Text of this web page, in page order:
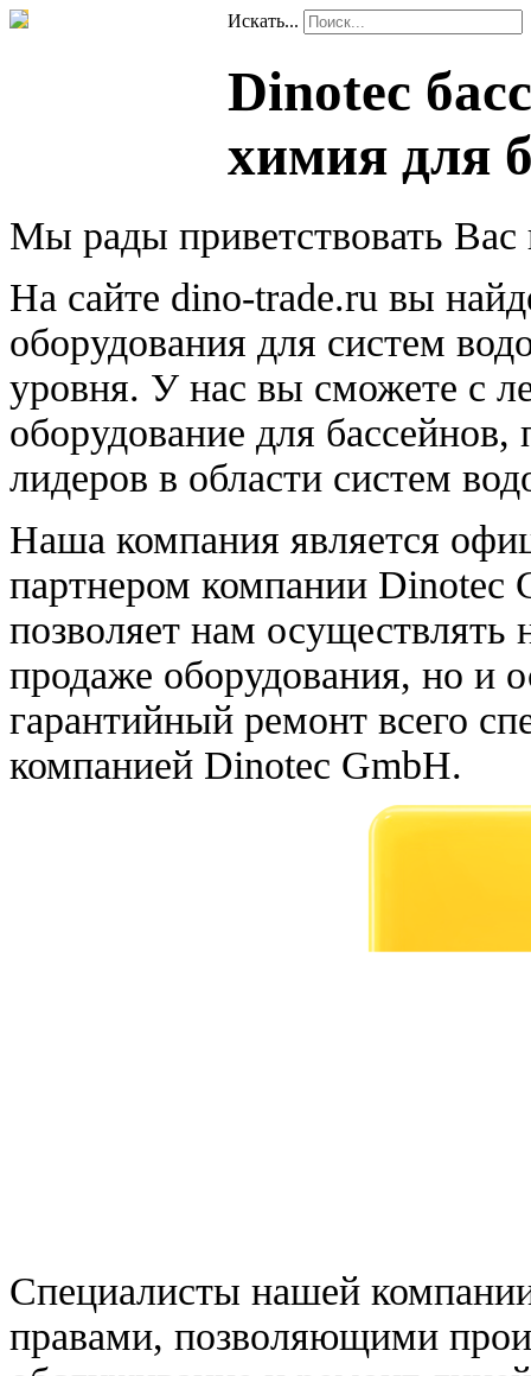
Искать...
Dinotec
химия для
Мы рады приветствовать
На сайте dino-trade.ru вы
оборудования для систем
уровня. У нас вы сможете с
оборудование для
лидеров в области систем
Наша компания является
партнером компании Dinotec
позволяет нам осуществлять
продаже оборудования, но и
гарантийный ремонт всего
компанией Dinotec GmbH.
Специалисты нашей
правами, позволяющими